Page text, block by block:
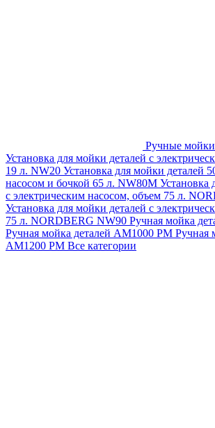
Ручные мойки
Установка для мойки деталей с
19 л. NW20 Установка для мойки деталей
насосом и бочкой 65 л. NW80M Установка
с электрическим насосом, объем 75 л.
Установка для мойки деталей с
75 л. NORDBERG NW90 Ручная мойка
Ручная мойка деталей АМ1000 РМ Ручная
АМ1200 РМ Все категории